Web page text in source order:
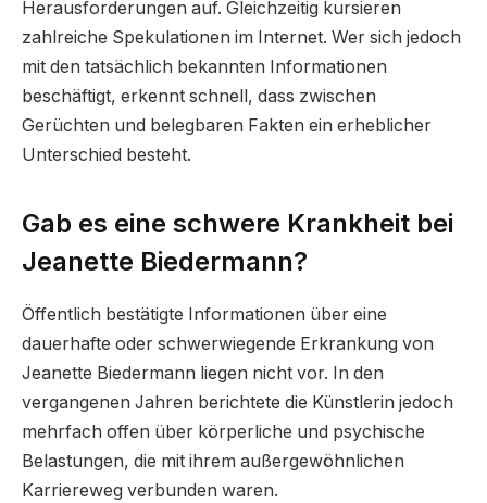
Herausforderungen auf. Gleichzeitig kursieren
zahlreiche Spekulationen im Internet. Wer sich jedoch
mit den tatsächlich bekannten Informationen
beschäftigt, erkennt schnell, dass zwischen
Gerüchten und belegbaren Fakten ein erheblicher
Unterschied besteht.
Gab es eine schwere Krankheit bei
Jeanette Biedermann?
Öffentlich bestätigte Informationen über eine
dauerhafte oder schwerwiegende Erkrankung von
Jeanette Biedermann liegen nicht vor. In den
vergangenen Jahren berichtete die Künstlerin jedoch
mehrfach offen über körperliche und psychische
Belastungen, die mit ihrem außergewöhnlichen
Karriereweg verbunden waren.